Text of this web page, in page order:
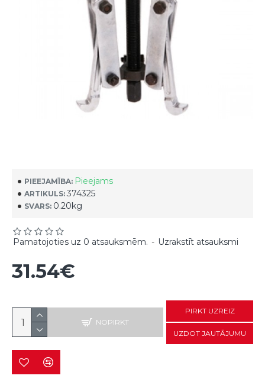
PIEEJAMĪBA: Pieejams
ARTIKULS: 374325
SVARS: 0.20kg
Pamatojoties uz 0 atsauksmēm. - Uzrakstīt atsauksmi
31.54€
NOPIRKT
PIRKT UZREIZ
UZDOT JAUTĀJUMU